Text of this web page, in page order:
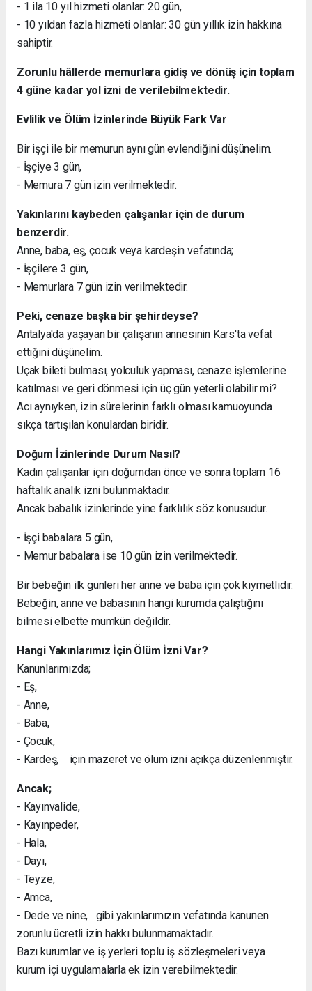
- 1 ila 10 yıl hizmeti olanlar: 20 gün,
- 10 yıldan fazla hizmeti olanlar: 30 gün yıllık izin hakkına
sahiptir.
Zorunlu hâllerde memurlara gidiş ve dönüş için toplam
4 güne kadar yol izni de verilebilmektedir.
Evlilik ve Ölüm İzinlerinde Büyük Fark Var
Bir işçi ile bir memurun aynı gün evlendiğini düşünelim.
- İşçiye 3 gün,
- Memura 7 gün izin verilmektedir.
Yakınlarını kaybeden çalışanlar için de durum
benzerdir.
Anne, baba, eş, çocuk veya kardeşin vefatında;
- İşçilere 3 gün,
- Memurlara 7 gün izin verilmektedir.
Peki, cenaze başka bir şehirdeyse?
Antalya'da yaşayan bir çalışanın annesinin Kars'ta vefat
ettiğini düşünelim.
Uçak bileti bulması, yolculuk yapması, cenaze işlemlerine
katılması ve geri dönmesi için üç gün yeterli olabilir mi?
Acı aynıyken, izin sürelerinin farklı olması kamuoyunda
sıkça tartışılan konulardan biridir.
Doğum İzinlerinde Durum Nasıl?
Kadın çalışanlar için doğumdan önce ve sonra toplam 16
haftalık analık izni bulunmaktadır.
Ancak babalık izinlerinde yine farklılık söz konusudur.
- İşçi babalara 5 gün,
- Memur babalara ise 10 gün izin verilmektedir.
Bir bebeğin ilk günleri her anne ve baba için çok kıymetlidir.
Bebeğin, anne ve babasının hangi kurumda çalıştığını
bilmesi elbette mümkün değildir.
Hangi Yakınlarımız İçin Ölüm İzni Var?
Kanunlarımızda;
- Eş,
- Anne,
- Baba,
- Çocuk,
- Kardeş, için mazeret ve ölüm izni açıkça düzenlenmiştir.
Ancak;
- Kayınvalide,
- Kayınpeder,
- Hala,
- Dayı,
- Teyze,
- Amca,
- Dede ve nine, gibi yakınlarımızın vefatında kanunen
zorunlu ücretli izin hakkı bulunmamaktadır.
Bazı kurumlar ve iş yerleri toplu iş sözleşmeleri veya
kurum içi uygulamalarla ek izin verebilmektedir.